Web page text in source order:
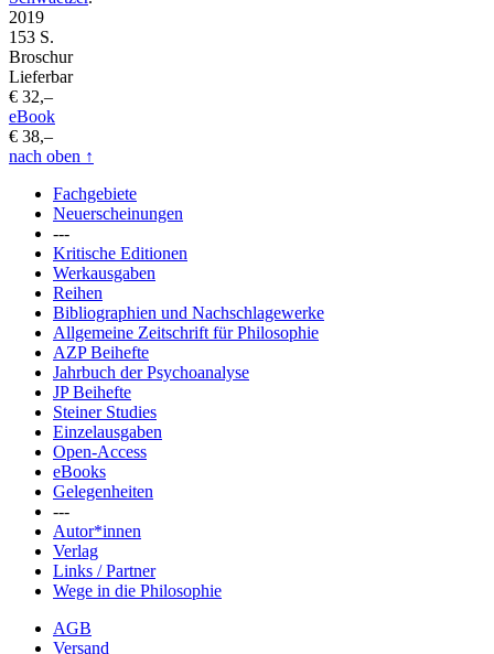
2019
153 S.
Broschur
Lieferbar
€ 32,–
eBook
€ 38,–
nach oben ↑
Fachgebiete
Neuerscheinungen
---
Kritische Editionen
Werkausgaben
Reihen
Bibliographien und Nachschlagewerke
Allgemeine Zeitschrift für Philosophie
AZP Beihefte
Jahrbuch der Psychoanalyse
JP Beihefte
Steiner Studies
Einzelausgaben
Open-Access
eBooks
Gelegenheiten
---
Autor*innen
Verlag
Links / Partner
Wege in die Philosophie
AGB
Versand